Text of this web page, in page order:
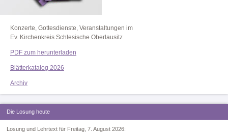
Konzerte, Gottesdienste, Veranstaltungen im
Ev. Kirchenkreis Schlesische Oberlausitz
PDF zum herunterladen
Blätterkatalog 2026
Archiv
Die Losung heute
Losung und Lehrtext für Freitag, 7. August 2026: